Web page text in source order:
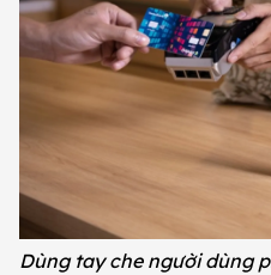
Dùng tay che người dùng